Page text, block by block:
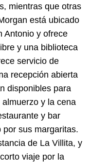
mientras que otras
está ubicado
Antonio y ofrece
y una biblioteca
servicio de
recepción abierta
disponibles para
y la cena
y bar
sus margaritas.
de La Villita, y
viaje por la